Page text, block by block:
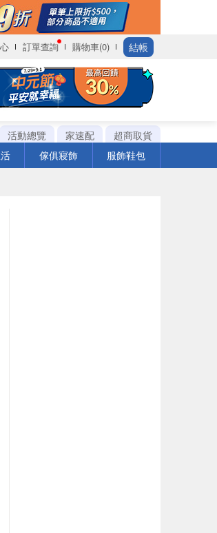
訂單查詢 購物車(0) 結帳
活動總覽 家速配
超商取貨
傢俱寢飾 服飾鞋包